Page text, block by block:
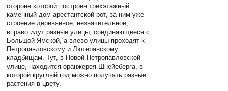
стороне которой построен трехэтажный
каменный дом арестантской рот, за ним уже
строение деревянное, незначительное;
вправо идут разные улицы, соединяющиеся с
Большой Ямской, а влево улицы проходят к
Петропавловскому и Лютеранскому
кладбищам. Тут, в Новой Петропавловской
улице, находится оранжерея Шнейеберга, в
которой круглый год можно получать разные
растения в цвету.